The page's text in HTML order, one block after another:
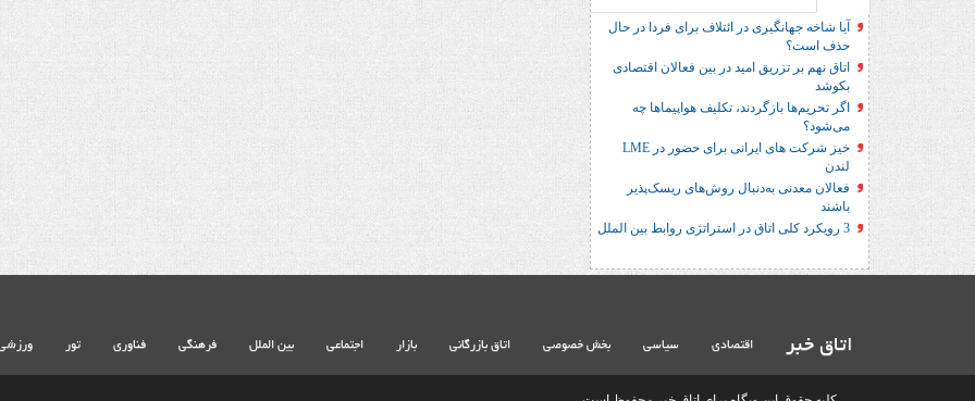
آیا شاخه جهانگیری در ائتلاف برای فردا در حال
حذف است؟
اتاق نهم بر تزریق امید در بین فعالان اقتصادی
بکوشد
اگر تحریم‌ها بازگردند، تکلیف هواپیماها چه
می‌شود؟
خیز شرکت های ایرانی برای حضور در LME
لندن
فعالان معدنی به‌دنبال روش‌های ریسک‌پذیر
باشند
3 رویکرد کلی اتاق در استراتژی روابط بین الملل
شهادت حضرت آیت الله‌العظمی
اتاق خبر اقتصادی سیاسی بخش خصوصی اتاق بازرگانی بازار اجتماعی بین الملل فرهنگی فناوری تور